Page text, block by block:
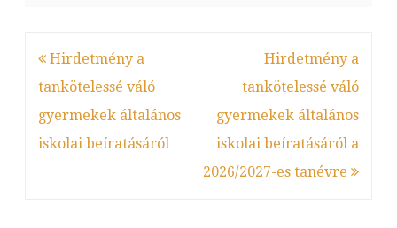
Bejegyzés
navigáció
Hirdetmény a
tankötelessé váló
gyermekek általános
iskolai beíratásáról
Hirdetmény a
tankötelessé váló
gyermekek általános
iskolai beíratásáról a
2026/2027-es tanévre